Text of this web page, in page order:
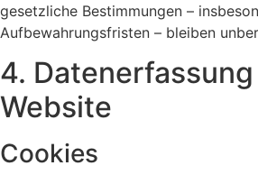
gesetzliche Bestimmungen –
Aufbewahrungsfristen – bleiben
4.
Website
Cookies